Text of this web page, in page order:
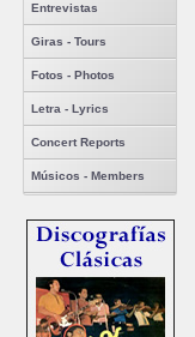
Entrevistas
Giras - Tours
Fotos - Photos
Letra - Lyrics
Concert Reports
Músicos - Members